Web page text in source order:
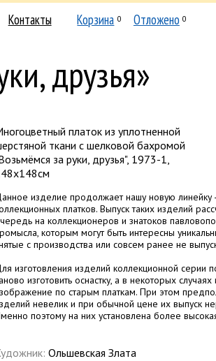
Контакты Корзина 0 Отложено 0
друзья»
платок из уплотненной
ткани с шелковой бахромой
за руки, друзья", 1973-1,
изделие продолжает нашу новую линейку
платков. Выпуск таких изделий
на коллекционеров и знатоков
которым могут быть интересны
с производства или совсем ранее не
изготовления изделий коллекционной серии
изготовить оснастку, а в некоторых случаях
по старым платкам. При этом
невелик и при обычной цене их выпуск
поэтому на них установлена более
Ольшевская Злата